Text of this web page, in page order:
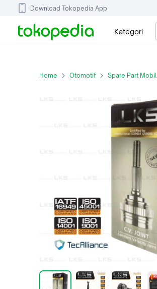
Download Tokopedia App
Kategori
Home Otomotif Spare Part Mobil